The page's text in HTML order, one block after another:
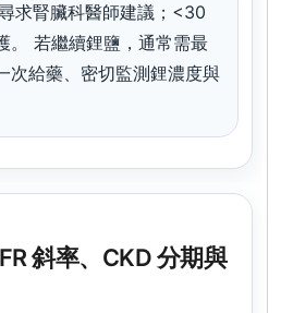
求腎臟科醫師建議；<30
若繼續鋰鹽，通常需最
次給藥、密切監測鋰濃度與
斜率、CKD 分期與